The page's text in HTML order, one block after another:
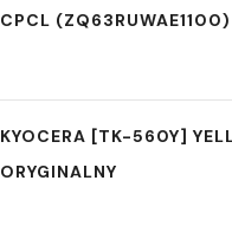
CPCL (ZQ63RUWAE1100)
KYOCERA [TK-560Y]
ORYGINALNY